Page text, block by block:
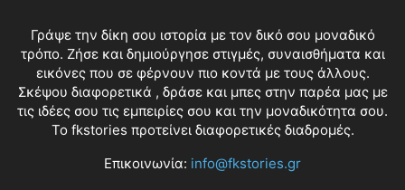
Γράψε την δίκη σου ιστορία με τον δικό σου μοναδικό
τρόπο. Ζήσε και δημιούργησε στιγμές, συναισθήματα και
εικόνες που σε φέρνουν πιο κοντά με τους άλλους.
Σκέψου διαφορετικά , δράσε και μπες στην παρέα μας με
τις ιδέες σου τις εμπειρίες σου και την μοναδικότητα σου.
Το fkstories προτείνει διαφορετικές διαδρομές.
Επικοινωνία: info@fkstories.gr